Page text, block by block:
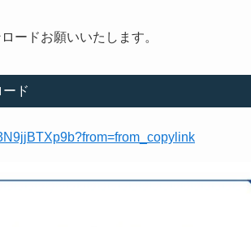
ードお願いいたします。
ド